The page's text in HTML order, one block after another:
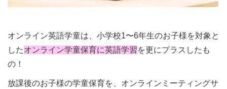
オンライン英語学童は、小学校1〜6年生のお子様を対象と
したオンライン学童保育に英語学習を更にプラスしたも
の！
放課後のお子様の学童保育を、オンラインミーティングサ